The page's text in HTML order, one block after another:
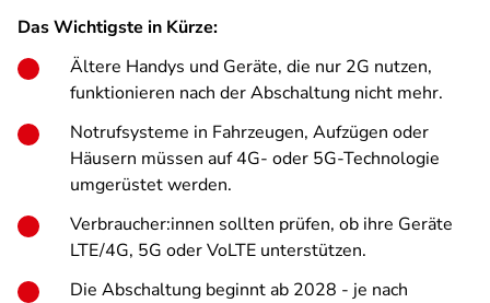
Das Wichtigste in Kürze:
Ältere Handys und Geräte, die nur 2G nutzen,
funktionieren nach der Abschaltung nicht mehr.
Notrufsysteme in Fahrzeugen, Aufzügen oder
Häusern müssen auf 4G- oder 5G-Technologie
umgerüstet werden.
Verbraucher:innen sollten prüfen, ob ihre Geräte
LTE/4G, 5G oder VoLTE unterstützen.
Die Abschaltung beginnt ab 2028 - je nach